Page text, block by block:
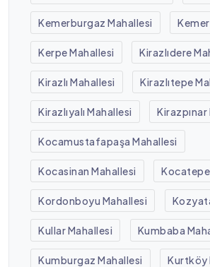
Kemerburgaz Mahallesi
Kerpe Mahallesi Kirazlıdere
Kirazlı Mahallesi Kirazlıtepe
Kirazlıyalı Mahallesi Kirazpınar
Kocamustafapaşa Mahallesi
Kocasinan Mahallesi
Kordonboyu Mahallesi
Kullar Mahallesi Kumbaba
Kumburgaz Mahallesi Kurtköy